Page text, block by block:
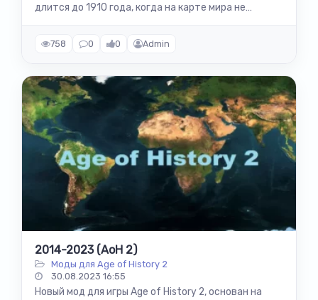
длится до 1910 года, когда на карте мира не
758 0 0 Admin
2014-2023 (AoH 2)
Моды для Age of History 2
30.08.2023 16:55
Новый мод для игры Age of History 2, основан на